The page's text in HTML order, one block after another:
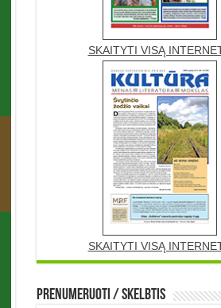
SKAITYTI VISĄ
SKAITYTI VISĄ
Prenumeruoti / Skelbtis